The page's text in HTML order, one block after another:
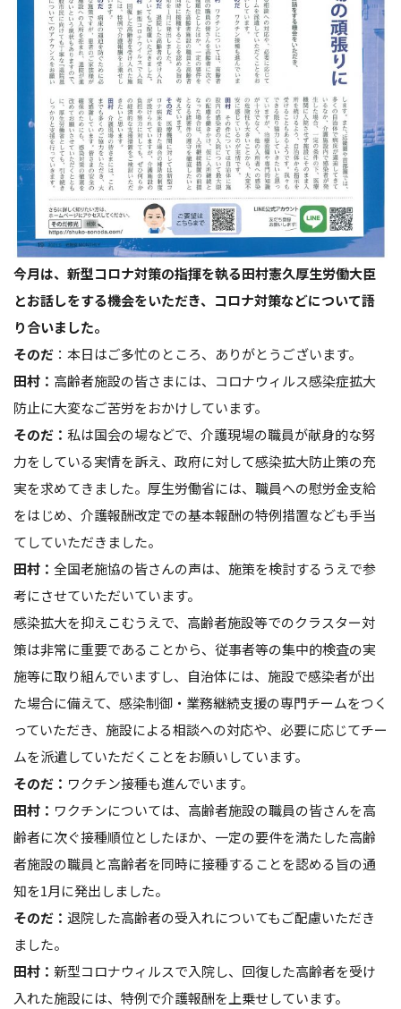
今月は、新型コロナ対策の指揮を執る田村憲久厚生労働大臣
とお話しをする機会をいただき、コロナ対策などについて語
り合いました。
そのだ ：本日はご多忙のところ、ありがとうございます。
田村： 高齢者施設の皆さまには、コロナウィルス感染症拡大
防止に大変なご苦労をおかけしています。
そのだ： 私は国会の場などで、介護現場の職員が献身的な努
力をしている実情を訴え、政府に対して感染拡大防止策の充
実を求めてきました。厚生労働省には、職員への慰労金支給
をはじめ、介護報酬改定での基本報酬の特例措置なども手当
てしていただきました。
田村： 全国老施協の皆さんの声は、施策を検討するうえで参
考にさせていただいています。
感染拡大を抑えこむうえで、高齢者施設等でのクラスター対
策は非常に重要であることから、従事者等の集中的検査の実
施等に取り組んでいますし、自治体には、施設で感染者が出
た場合に備えて、感染制御・業務継続支援の専門チームをつく
っていただき、施設による相談への対応や、必要に応じてチー
ムを派遣していただくことをお願いしています。
そのだ： ワクチン接種も進んでいます。
田村： ワクチンについては、高齢者施設の職員の皆さんを高
齢者に次ぐ接種順位としたほか、一定の要件を満たした高齢
者施設の職員と高齢者を同時に接種することを認める旨の通
知を1月に発出しました。
そのだ： 退院した高齢者の受入れについてもご配慮いただき
ました。
田村： 新型コロナウィルスで入院し、回復した高齢者を受け
入れた施設には、特例で介護報酬を上乗せしています。